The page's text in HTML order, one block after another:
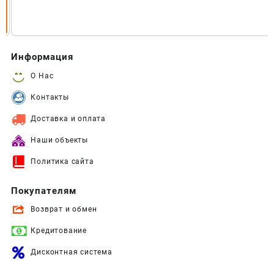
Информация
О Нас
Контакты
Доставка и оплата
Наши объекты
Политика сайта
Покупателям
Возврат и обмен
Кредитование
Дисконтная система